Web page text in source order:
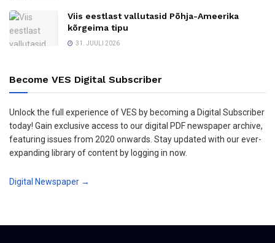
Viis eestlast vallutasid Põhja-Ameerika
kõrgeima tipu
31. JUULI 2026
Become VES Digital Subscriber
Unlock the full experience of VES by becoming a Digital Subscriber
today! Gain exclusive access to our digital PDF newspaper archive,
featuring issues from 2020 onwards. Stay updated with our ever-
expanding library of content by logging in now.
Digital Newspaper →